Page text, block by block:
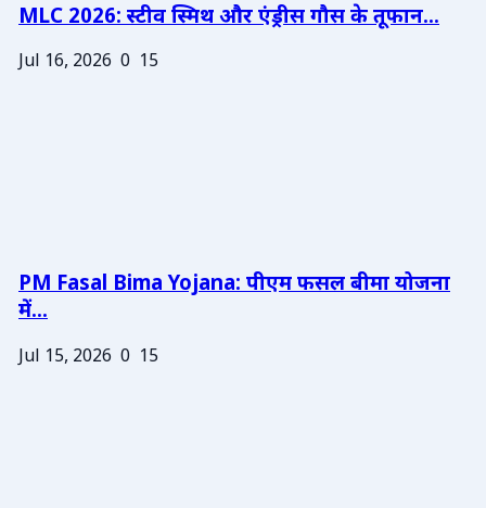
MLC 2026: स्टीव स्मिथ और एंड्रीस गौस के तूफान...
Jul 16, 2026 0 15
PM Fasal Bima Yojana: पीएम फसल बीमा योजना
में...
Jul 15, 2026 0 15